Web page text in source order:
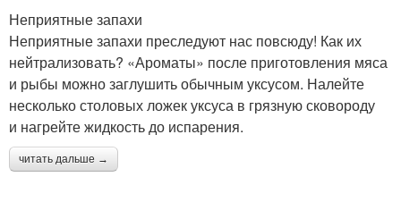
Неприятные запахи
Неприятные запахи преследуют нас повсюду! Как их
нейтрализовать? «Ароматы» после приготовления мяса
и рыбы можно заглушить обычным уксусом. Налейте
несколько столовых ложек уксуса в грязную сковороду
и нагрейте жидкость до испарения.
читать дальше →